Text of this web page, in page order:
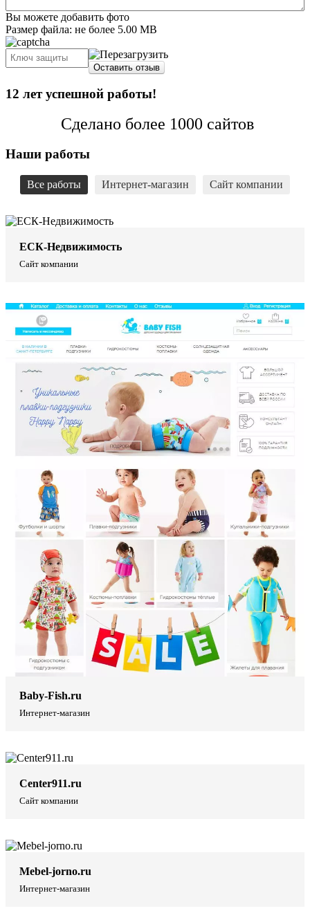
Вы можете добавить фото
Размер файла: не более 5.00 MB
Оставить отзыв
12 лет успешной работы!
Сделано более 1000 сайтов
Наши работы
Все работы Интернет-магазин Сайт компании
ЕСК-Недвижимость
Сайт компании
Baby-Fish.ru
Интернет-магазин
Center911.ru
Сайт компании
Mebel-jorno.ru
Интернет-магазин